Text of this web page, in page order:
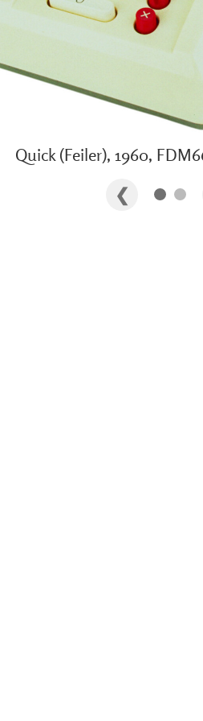
Quick (Feiler), 1960,